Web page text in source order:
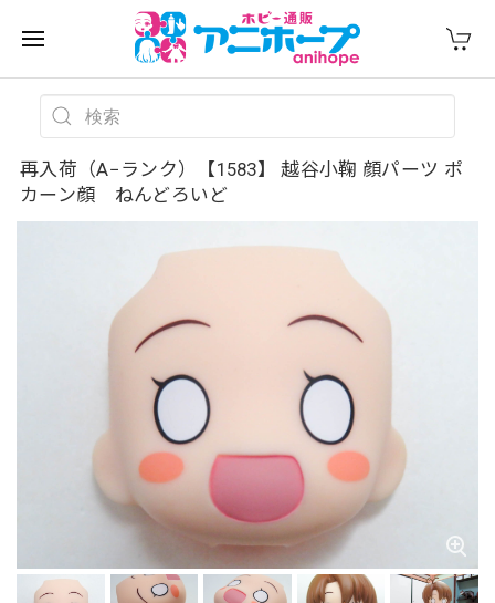
再入荷（A−ランク）【1583】 越谷小鞠 顔パーツ ポ
カーン顔 ねんどろいど